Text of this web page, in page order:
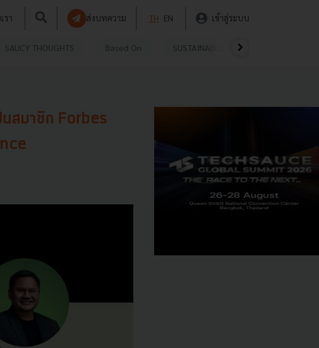
รา ส่งบทความ TH EN เข้าสู่ระบบ
SAUCY THOUGHTS Based On SUSTAINABLE
นสมาชิก Forbes